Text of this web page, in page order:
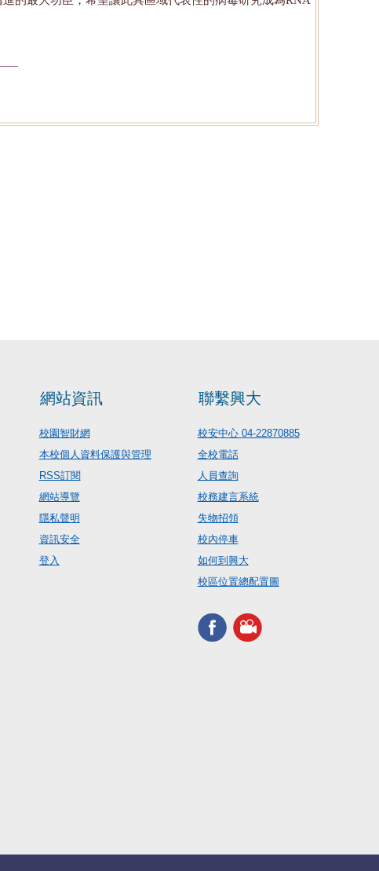
網站資訊
校園智財網
本校個人資料保護與管理
RSS訂閱
網站導覽
隱私聲明
資訊安全
登入
聯繫興大
校安中心 04-22870885
全校電話
人員查詢
校務建言系統
失物招領
校內停車
如何到興大
校區位置總配置圖